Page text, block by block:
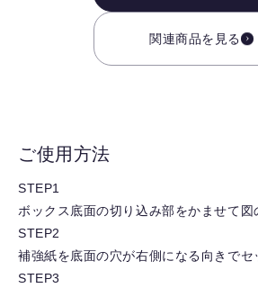
関連商品を見る
ご使用方法
STEP1
ボックス底面の切り込み部をかませて図
STEP2
補強紙を底面の穴が右側になる向きでセ
STEP3